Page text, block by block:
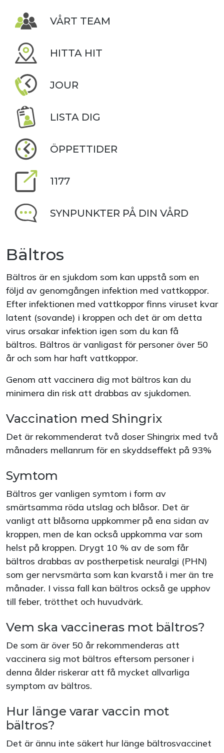
VÅRT TEAM
HITTA HIT
JOUR
LISTA DIG
ÖPPETTIDER
1177
SYNPUNKTER PÅ DIN VÅRD
Bältros
Bältros är en sjukdom som kan uppstå som en
följd av genomgången infektion med vattkoppor.
Efter infektionen med vattkoppor finns viruset kvar
latent (sovande) i kroppen och det är om detta
virus orsakar infektion igen som du kan få
bältros. Bältros är vanligast för personer över 50
år och som har haft vattkoppor.
Genom att vaccinera dig mot bältros kan du
minimera din risk att drabbas av sjukdomen.
Vaccination med Shingrix
Det är rekommenderat två doser Shingrix med två
månaders mellanrum för en skyddseffekt på 93%
Symtom
Bältros ger vanligen symtom i form av
smärtsamma röda utslag och blåsor. Det är
vanligt att blåsorna uppkommer på ena sidan av
kroppen, men de kan också uppkomma var som
helst på kroppen. Drygt 10 % av de som får
bältros drabbas av postherpetisk neuralgi (PHN)
som ger nervsmärta som kan kvarstå i mer än tre
månader. I vissa fall kan bältros också ge upphov
till feber, trötthet och huvudvärk.
Vem ska vaccineras mot bältros?
De som är över 50 år rekommenderas att
vaccinera sig mot bältros eftersom personer i
denna ålder riskerar att få mycket allvarliga
symptom av bältros.
Hur länge varar vaccin mot
bältros?
Det är ännu inte säkert hur länge bältrosvaccinet